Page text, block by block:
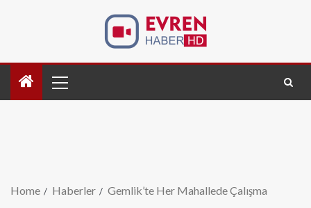
Home Haberler Gemlik’te Her Mahallede Çalışma